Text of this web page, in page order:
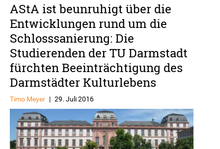
AStA ist beunruhigt über die
Entwicklungen rund um die
Schlosssanierung: Die
Studierenden der TU Darmstadt
fürchten Beeinträchtigung des
Darmstädter Kulturlebens
Timo Meyer | 29. Juli 2016